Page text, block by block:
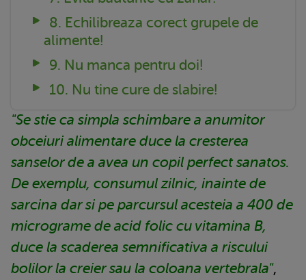
8. Echilibreaza corect grupele de
alimente!
9. Nu manca pentru doi!
10. Nu tine cure de slabire!
"Se stie ca simpla schimbare a anumitor
obceiuri alimentare duce la cresterea
sanselor de a avea un copil perfect sanatos.
De exemplu, consumul zilnic, inainte de
sarcina dar si pe parcursul acesteia a 400 de
micrograme de acid folic cu vitamina B,
duce la scaderea semnificativa a riscului
bolilor la creier sau la coloana vertebrala",